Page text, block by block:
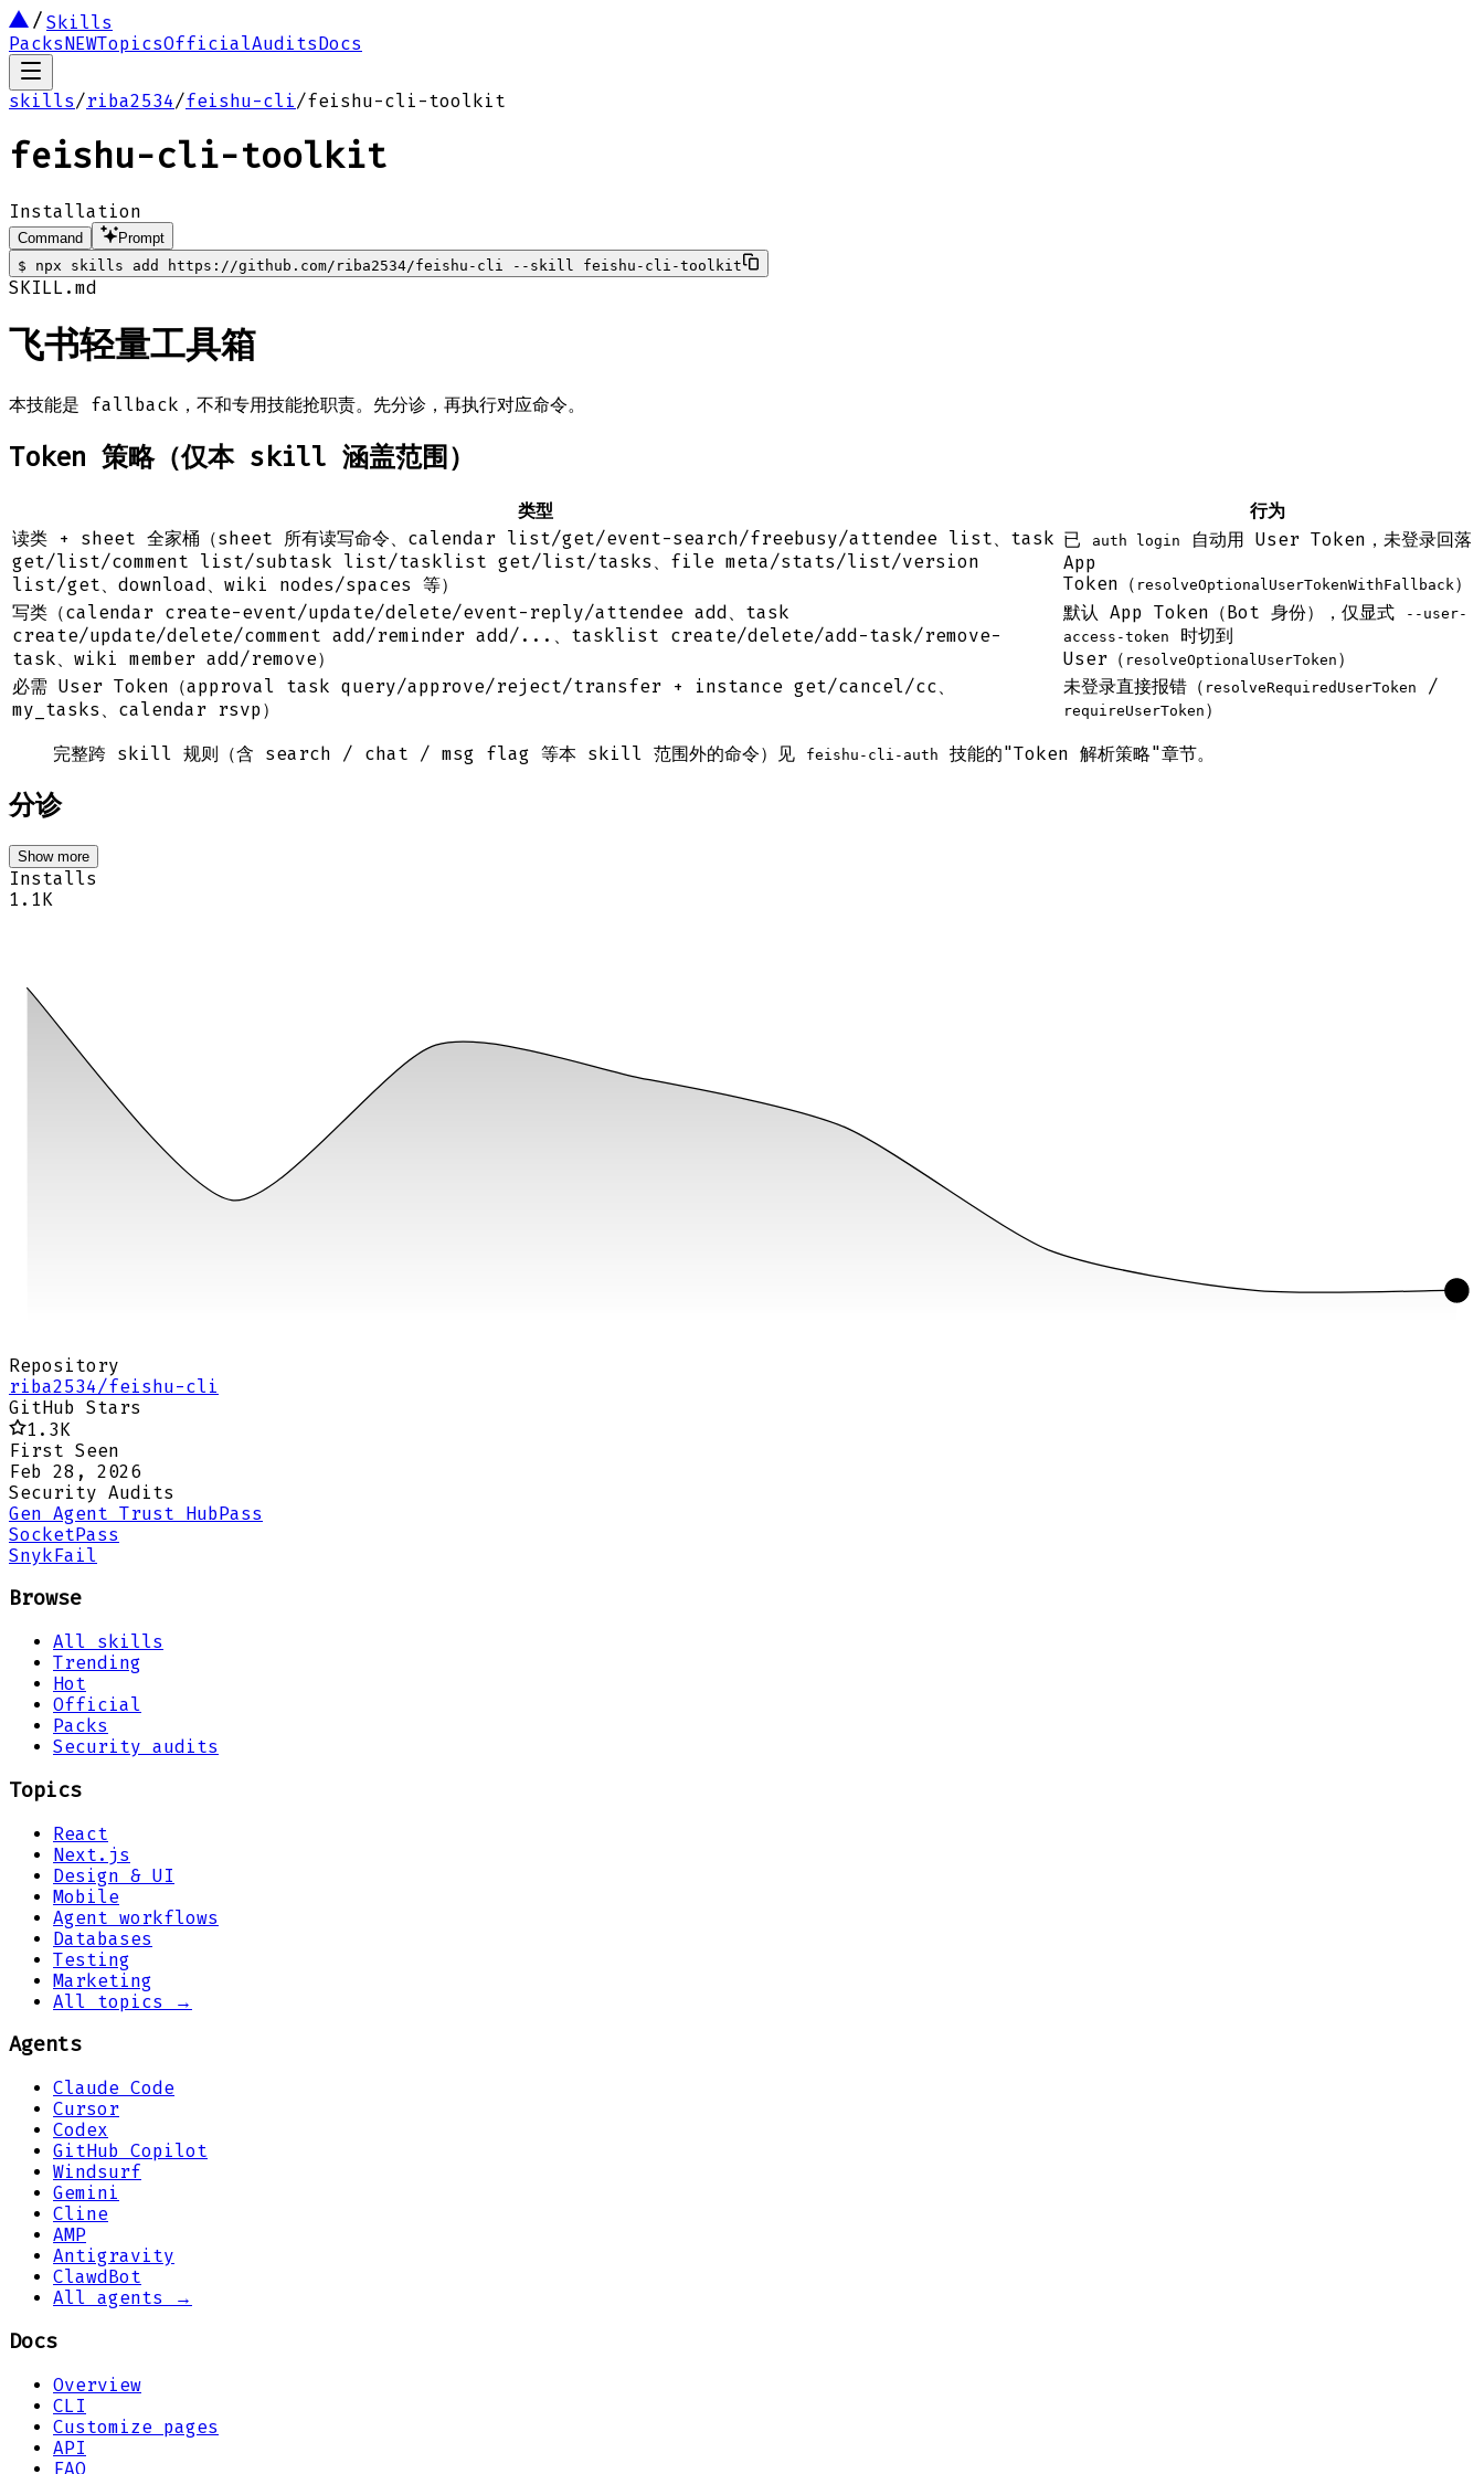
Skills
PacksNEWTopicsOfficialAuditsDocs
skills/riba2534/feishu-cli/feishu-cli-toolkit
feishu-cli-toolkit
Installation
Command
Prompt
$
npx skills add https://github.com/riba2534/feishu-cli --skill feishu-cli-toolkit
SKILL.md
飞书轻量工具箱
本技能是 fallback，不和专用技能抢职责。先分诊，再执行对应命令。
Token 策略（仅本 skill 涵盖范围）
类型
行为
读类 + sheet 全家桶（sheet 所有读写命令、calendar list/get/event-search/freebusy/attendee list、task
get/list/comment list/subtask list/tasklist get/list/tasks、file meta/stats/list/version
list/get、download、wiki nodes/spaces 等）
已 auth login
自动用 User Token，未登录回落
App
Token（ resolveOptionalUserTokenWithFallback ）
写类（calendar create-event/update/delete/event-reply/attendee add、task
create/update/delete/comment add/reminder add/...、tasklist create/delete/add-task/remove-
task、wiki member add/remove）
默认 App Token（Bot 身份），仅显式
--user-
access-token
时切到
User（ resolveOptionalUserToken ）
必需 User Token（approval task query/approve/reject/transfer + instance get/cancel/cc、
my_tasks、calendar rsvp）
未登录直接报错（ resolveRequiredUserToken /
requireUserToken ）
完整跨 skill 规则（含 search / chat / msg flag 等本 skill 范围外的命令）见 feishu-cli-auth 技能的"Token 解析策略"章节。
分诊
Show more
Installs
1.1K
Repository
riba2534/feishu-cli
GitHub Stars
1.3K
First Seen
Feb 28, 2026
Security Audits
Gen Agent Trust HubPass
SocketPass
SnykFail
Browse
All skills
Trending
Hot
Official
Packs
Security audits
Topics
React
Next.js
Design & UI
Mobile
Agent workflows
Databases
Testing
Marketing
All topics →
Agents
Claude Code
Cursor
Codex
GitHub Copilot
Windsurf
Gemini
Cline
AMP
Antigravity
ClawdBot
All agents →
Docs
Overview
CLI
Customize pages
API
FAQ